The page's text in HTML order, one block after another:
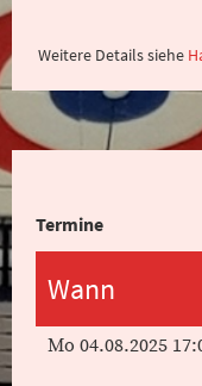
Weitere Details siehe
Termine
Wann
Mo 04.08.2025